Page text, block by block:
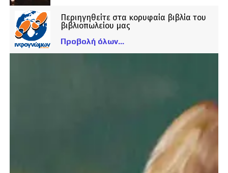
Περιηγηθείτε στα κορυφαία βιβλία του
βιβλιοπωλείου μας
Προβολή όλων